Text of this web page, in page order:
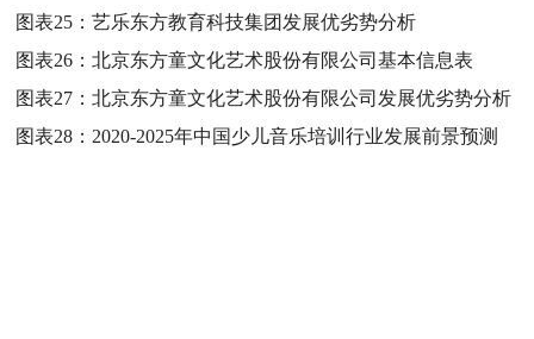
图表25：艺乐东方教育科技集团发展优劣势分析
图表26：北京东方童文化艺术股份有限公司基本信息表
图表27：北京东方童文化艺术股份有限公司发展优劣势分析
图表28： 2020-2025年中国少儿音乐培训行业发展前景预测